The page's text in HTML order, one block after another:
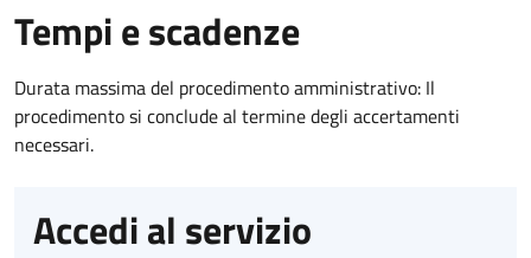
Tempi e scadenze
Durata massima del procedimento amministrativo: Il
procedimento si conclude al termine degli accertamenti
necessari.
Accedi al servizio